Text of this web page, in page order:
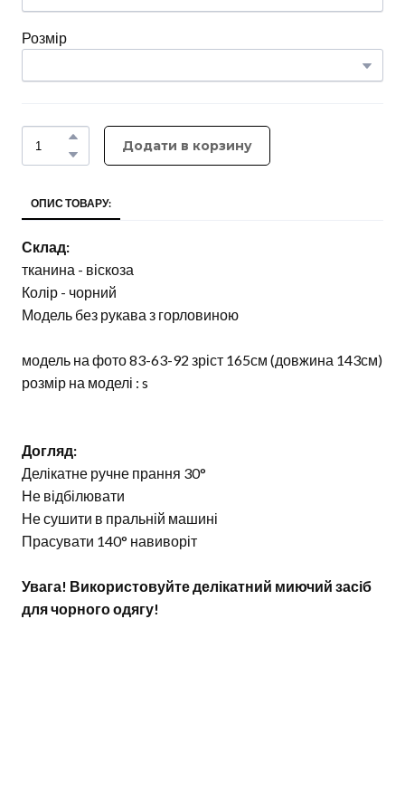
Розмір
Додати в корзину
ОПИС ТОВАРУ:
Склад:
тканина - віскоза
Колір - чорний
Модель без рукава з горловиною
модель на фото 83-63-92 зріст 165см (довжина 143см)
розмір на моделі : s
Догляд:
Делікатне ручне прання 30°
Не відбілювати
Не сушити в пральній машині
Прасувати 140° навиворіт
Увага! Використовуйте делікатний миючий засіб
для чорного одягу!